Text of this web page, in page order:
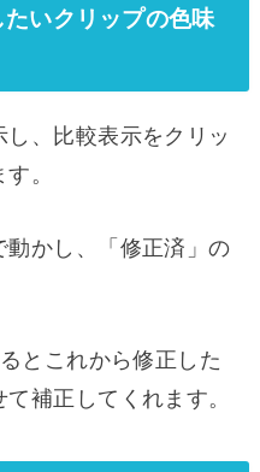
いクリップの色味
、比較表示をクリッ
。
かし、「修正済」の
とこれから修正した
補正してくれます。